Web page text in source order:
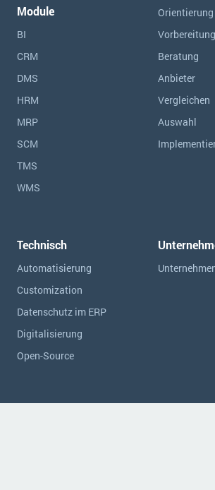
Module
BI
CRM
DMS
HRM
MRP
SCM
TMS
WMS
Orientierung
Vorbereitung
Beratung
Anbieter
Vergleichen
Auswahl
Technisch
Automatisierung
Customization
Datenschutz im ERP
Digitalisierung
Open-Source